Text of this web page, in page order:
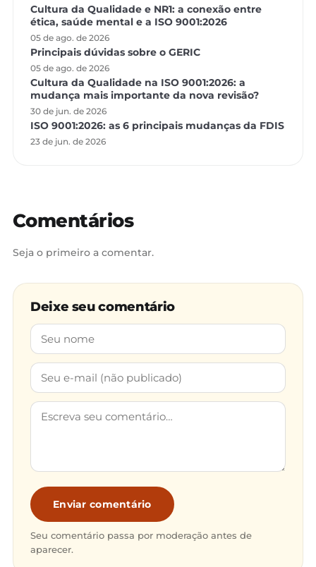
Cultura da Qualidade e NR1: a conexão entre
ética, saúde mental e a ISO 9001:2026
05 de ago. de 2026
Principais dúvidas sobre o GERIC
05 de ago. de 2026
Cultura da Qualidade na ISO 9001:2026: a
mudança mais importante da nova revisão?
30 de jun. de 2026
ISO 9001:2026: as 6 principais mudanças da FDIS
23 de jun. de 2026
Comentários
Seja o primeiro a comentar.
Deixe seu comentário
Enviar comentário
Seu comentário passa por moderação antes de
aparecer.